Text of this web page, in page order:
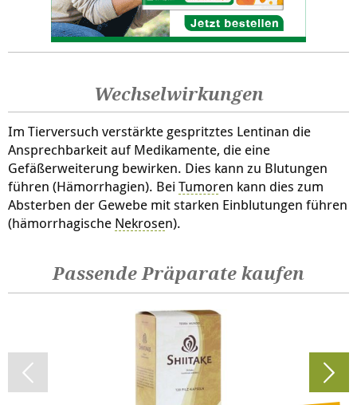
Wechselwirkungen
Im Tierversuch verstärkte gespritztes Lentinan die
Ansprechbarkeit auf Medikamente, die eine
Gefäßerweiterung bewirken. Dies kann zu Blutungen
führen (Hämorrhagien). Bei Tumoren kann dies zum
Absterben der Gewebe mit starken Einblutungen führen
(hämorrhagische Nekrosen).
Passende Präparate kaufen